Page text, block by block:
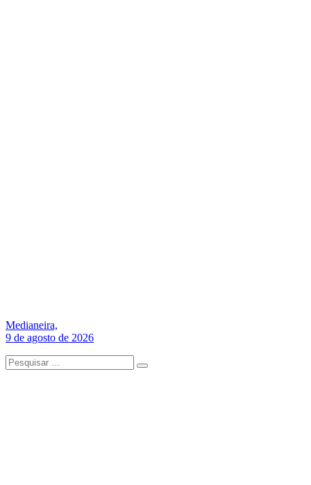
Medianeira,
9 de agosto de 2026